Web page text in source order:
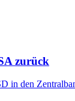
zurück
den